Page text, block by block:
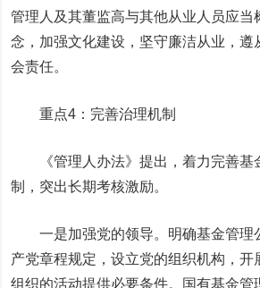
管理人及其董监高与其他从业人员应当
念，加强文化建设，坚守廉洁从业，遵
会责任。
重点4：完善治理机制
《管理人办法》提出，着力完善基
制，突出长期考核激励。
一是加强党的领导。明确基金管理
产党章程规定，设立党的组织机构，开
组织的活动提供必要条件。国有基金管